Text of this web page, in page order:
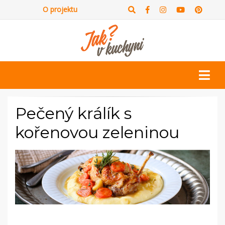
O projektu
Pečený králík s
kořenovou zeleninou